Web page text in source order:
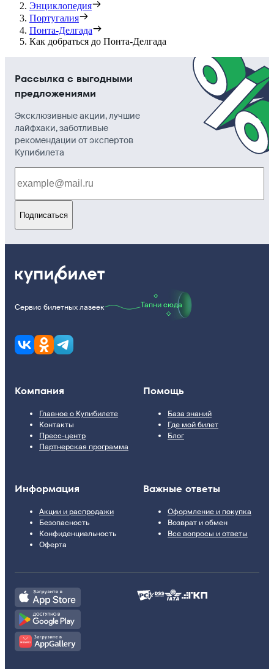
Энциклопедия
Португалия
Понта-Делгада
Как добраться до Понта-Делгада
Рассылка с выгодными
предложениями
Эксклюзивные акции, лучшие
лайфхаки, заботливые
рекомендации от экспертов
Купибилета
Подписаться
Сервис билетных лазеек Тапни сюда
Компания
Главное о Купибилете
Контакты
Пресс-центр
Партнерская программа
Помощь
База знаний
Где мой билет
Блог
Информация
Акции и распродажи
Безопасность
Конфиденциальность
Оферта
Важные ответы
Оформление и покупка
Возврат и обмен
Все вопросы и ответы